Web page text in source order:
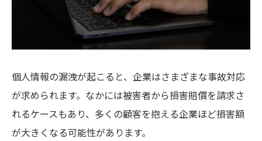
個人情報の漏洩が起こると、企業はさまざまな事故対応
が求められます。なかには被害者から損害賠償を請求さ
れるケースもあり、多くの顧客を抱える企業ほど損害額
が大きくなる可能性があります。